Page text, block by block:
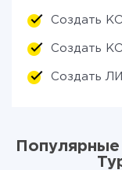
Создать
Создать
Создать